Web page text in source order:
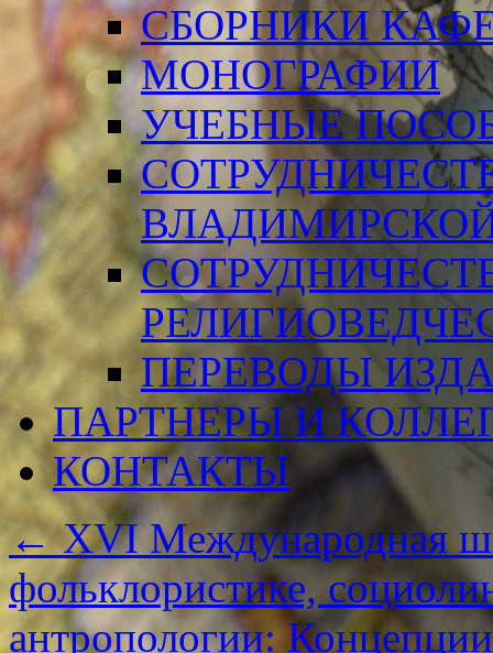
СБОРНИКИ
МОНОГРАФИИ
УЧЕБНЫЕ
ПЕРЕВОДЫ
ПАРТНЕРЫ И
КОНТАКТЫ
←XVI Международная
фольклористике,
антропологии: